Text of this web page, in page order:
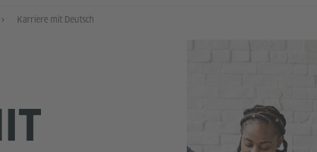
Karriere mit Deutsch